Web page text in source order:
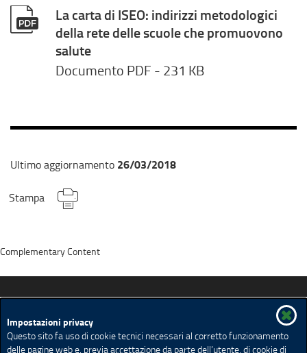
La carta di ISEO: indirizzi metodologici
della rete delle scuole che promuovono
salute
Documento PDF - 231 KB
Ultimo aggiornamento 26/03/2018
Stampa
Impostazioni privacy
Questo sito fa uso di cookie tecnici necessari al corretto funzionamento
delle pagine web e, previa accettazione da parte dell’utente, di cookie di
Complementary Content